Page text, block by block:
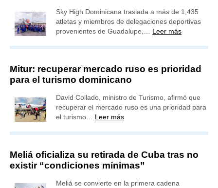
Sky High Dominicana traslada a más de 1,435
atletas y miembros de delegaciones deportivas
provenientes de Guadalupe,… Leer más
Mitur: recuperar mercado ruso es prioridad
para el turismo dominicano
David Collado, ministro de Turismo, afirmó que
recuperar el mercado ruso es una prioridad para
el turismo… Leer más
Meliá oficializa su retirada de Cuba tras no
existir “condiciones mínimas”
Meliá se convierte en la primera cadena